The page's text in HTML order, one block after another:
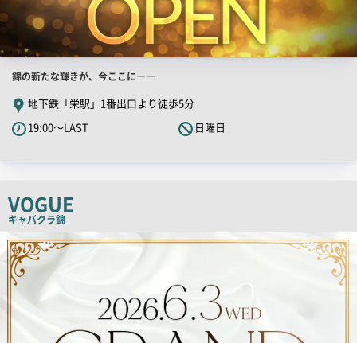
店
舗
PR
キ
コ
ピ
ー
錦の新たな輝きが、今ここに――
地下鉄「栄駅」1番出口より徒歩5分
19:00～LAST
日曜日
VOGUE
キャバクラ錦
検
索
結
一
用